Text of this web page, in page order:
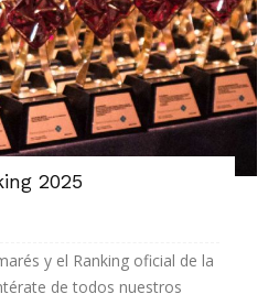
2025
y el Ranking oficial de la
de todos nuestros